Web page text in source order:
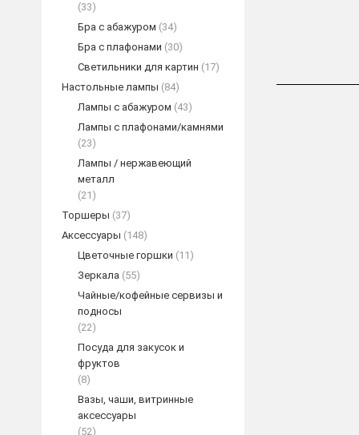
(33)
Бра с абажуром (34)
Бра с плафонами (30)
Светильники для картин (17)
Настольные лампы (84)
Лампы с абажуром (43)
Лампы с плафонами/камнями
(23)
Лампы / нержавеющий
металл
(21)
Торшеры (37)
Аксессуары (148)
Цветочные горшки (11)
Зеркала (55)
Чайные/кофейные сервизы и
подносы
(22)
Посуда для закусок и
фруктов
(8)
Вазы, чаши, витринные
аксессуары
(52)